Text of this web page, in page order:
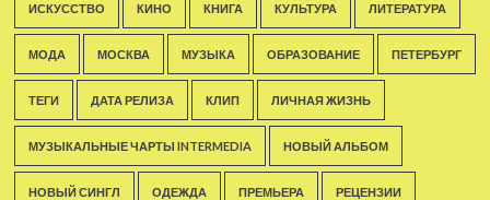
ИСКУССТВО КИНО КНИГА КУЛЬТУРА ЛИТЕРАТУРА
МОДА МОСКВА МУЗЫКА ОБРАЗОВАНИЕ ПЕТЕРБУРГ
ТЕГИ ДАТА РЕЛИЗА КЛИП ЛИЧНАЯ ЖИЗНЬ
МУЗЫКАЛЬНЫЕ ЧАРТЫ INTERMEDIA НОВЫЙ АЛЬБОМ
НОВЫЙ СИНГЛ ОДЕЖДА ПРЕМЬЕРА РЕЦЕНЗИИ